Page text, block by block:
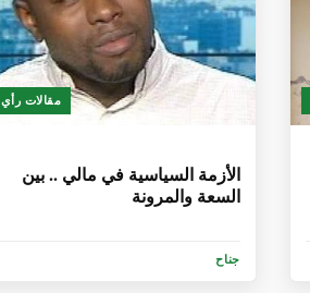
مقالات رأي
الأزمة السياسية في مالي .. بين
السعة والمرونة
جناح